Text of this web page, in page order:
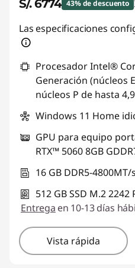
S/. 6774 43% de descuento
Ahorros instantáneos :
Las especificaciones
Procesador Intel®
Generación (núcleos
núcleos P de hasta
Windows 11 Home
GPU para equipo
RTX™ 5060 8GB
16 GB DDR5-
512 GB SSD M.2 2242
Entrega en 10-13 días
Vista rápida